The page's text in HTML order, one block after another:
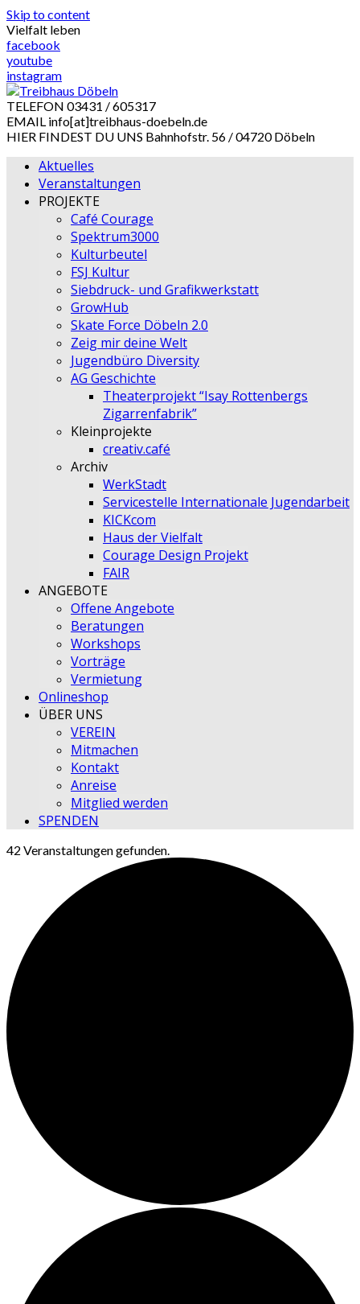
Skip to content
Vielfalt leben
facebook
youtube
instagram
TELEFON 03431 / 605317
EMAIL info[at]treibhaus-doebeln.de
HIER FINDEST DU UNS Bahnhofstr. 56 / 04720 Döbeln
Aktuelles
Veranstaltungen
PROJEKTE
Café Courage
Spektrum3000
Kulturbeutel
FSJ Kultur
Siebdruck- und Grafikwerkstatt
GrowHub
Skate Force Döbeln 2.0
Zeig mir deine Welt
Jugendbüro Diversity
AG Geschichte
Theaterprojekt “Isay Rottenbergs
Zigarrenfabrik”
Kleinprojekte
creativ.café
Archiv
WerkStadt
Servicestelle Internationale Jugendarbeit
KICKcom
Haus der Vielfalt
Courage Design Projekt
FAIR
ANGEBOTE
Offene Angebote
Beratungen
Workshops
Vorträge
Vermietung
Onlineshop
ÜBER UNS
VEREIN
Mitmachen
Kontakt
Anreise
Mitglied werden
SPENDEN
42 Veranstaltungen gefunden.